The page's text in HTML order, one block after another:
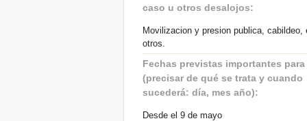
caso u otros desalojos:
Movilizacion y presion publica, cabildeo,
otros.
Fechas previstas importantes para
(precisar de qué se trata y cuando
sucederá: día, mes año):
Desde el 9 de mayo